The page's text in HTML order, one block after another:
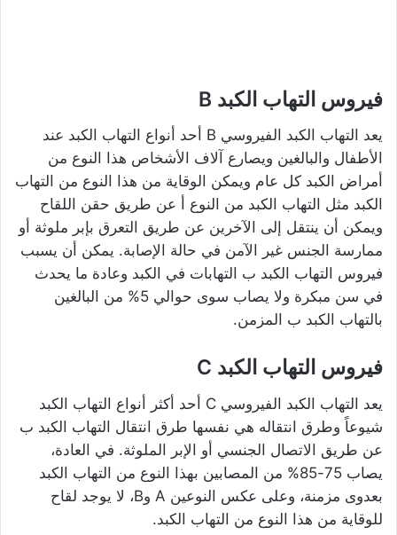
فيروس التهاب الكبد B
يعد التهاب الكبد الفيروسي B أحد أنواع التهاب الكبد عند
الأطفال والبالغين ويصارع آلاف الأشخاص هذا النوع من
أمراض الكبد كل عام ويمكن الوقاية من هذا النوع من التهاب
الكبد مثل التهاب الكبد من النوع أ عن طريق حقن اللقاح
ويمكن أن ينتقل إلى الآخرين عن طريق التعرق بإبر ملوثة أو
ممارسة الجنس غير الآمن في حالة الإصابة. يمكن أن يسبب
فيروس التهاب الكبد ب التهابات في الكبد وعادة ما يحدث
في سن مبكرة ولا يصاب سوى حوالي 5% من البالغين
بالتهاب الكبد ب المزمن.
فيروس التهاب الكبد C
يعد التهاب الكبد الفيروسي C أحد أكثر أنواع التهاب الكبد
شيوعاً وطرق انتقاله هي نفسها طرق انتقال التهاب الكبد ب
عن طريق الاتصال الجنسي أو الإبر الملوثة. في العادة،
يصاب 75-85% من المصابين بهذا النوع من التهاب الكبد
بعدوى مزمنة، وعلى عكس النوعين A وB، لا يوجد لقاح
للوقاية من هذا النوع من التهاب الكبد.